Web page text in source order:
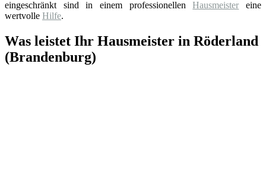
eingeschränkt sind in einem professionellenHausmeister eine
wertvolle Hilfe.
Was leistet Ihr Hausmeister in Röderland
(Brandenburg)